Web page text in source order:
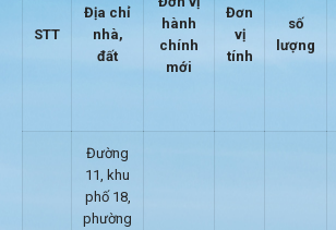
STT
Địa chỉ
nhà,
đất
hành
chính
mới
Đơn
vị
tính
số
lượng
Đường
11, khu
phố 18,
phường